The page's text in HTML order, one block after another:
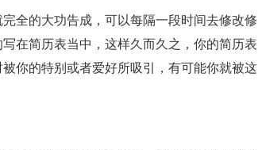
全的大功告成，可以每隔一段时间去修改修
在简历表当中，这样久而久之，你的简历表
你的特别或者爱好所吸引，有可能你就被这